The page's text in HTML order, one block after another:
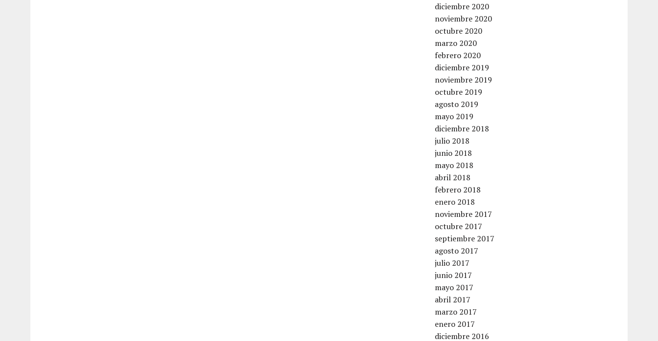
diciembre 2020
noviembre 2020
octubre 2020
marzo 2020
febrero 2020
diciembre 2019
noviembre 2019
octubre 2019
agosto 2019
mayo 2019
diciembre 2018
julio 2018
junio 2018
mayo 2018
abril 2018
febrero 2018
enero 2018
noviembre 2017
octubre 2017
septiembre 2017
agosto 2017
julio 2017
junio 2017
mayo 2017
abril 2017
marzo 2017
enero 2017
diciembre 2016